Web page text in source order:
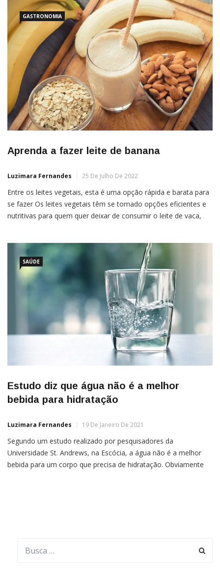
da pesquisa Estatística da […]
GASTRONOMIA
Aprenda a fazer leite de banana
Luzimara Fernandes 25 De Julho De 2022
Entre os leites vegetais, esta é uma opção rápida e barata para
se fazer Os leites vegetais têm se tornado opções eficientes e
nutritivas para quem quer deixar de consumir o leite de vaca,
de banana.Diferente da […]
SAÚDE
Estudo diz que água não é a melhor
bebida para hidratação
Luzimara Fernandes 19 De Janeiro De 2021
Segundo um estudo realizado por pesquisadores da
Universidade St. Andrews, na Escócia, a água não é a melhor
bebida para um corpo que precisa de hidratação. Obviamente